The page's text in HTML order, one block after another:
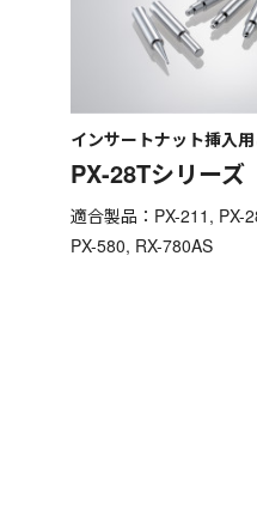
インサートナット挿入
PX-28Tシリーズ
適合製品：PX-211, PX-
PX-580, RX-780AS